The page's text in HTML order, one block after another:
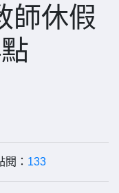
師休假
： 133